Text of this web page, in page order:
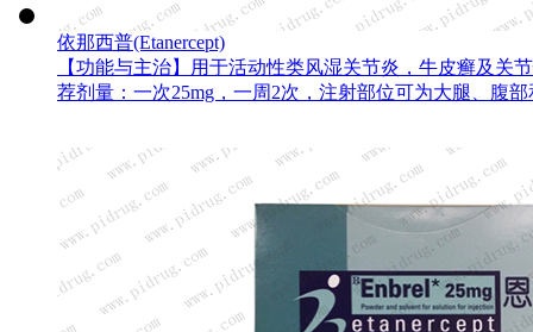
依那西普(Etanercept)
【功能与主治】用于活动性类风湿关节炎，牛皮癣及关
荐剂量：一次25mg，一周2次，注射部位可为大腿、腹